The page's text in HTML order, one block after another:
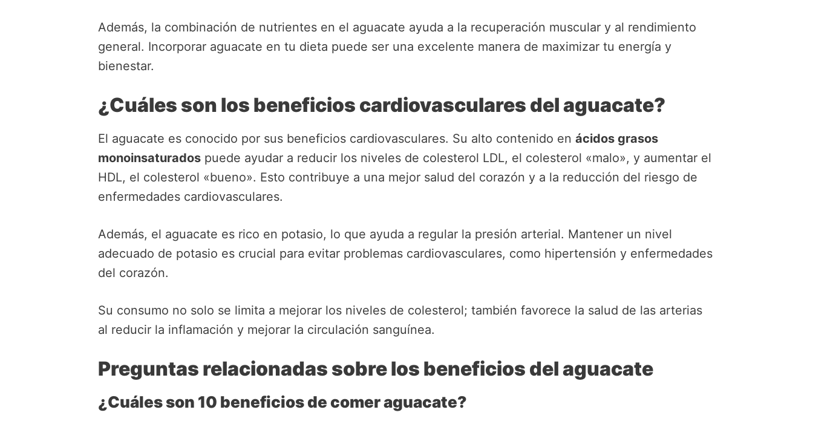
Además, la combinación de nutrientes en el aguacate ayuda a la recuperación muscular y al rendimiento
general. Incorporar aguacate en tu dieta puede ser una excelente manera de maximizar tu energía y
bienestar.
¿Cuáles son los beneficios cardiovasculares del aguacate?
El aguacate es conocido por sus beneficios cardiovasculares. Su alto contenido en ácidos grasos
monoinsaturados puede ayudar a reducir los niveles de colesterol LDL, el colesterol «malo», y aumentar el
HDL, el colesterol «bueno». Esto contribuye a una mejor salud del corazón y a la reducción del riesgo de
enfermedades cardiovasculares.
Además, el aguacate es rico en potasio, lo que ayuda a regular la presión arterial. Mantener un nivel
adecuado de potasio es crucial para evitar problemas cardiovasculares, como hipertensión y enfermedades
del corazón.
Su consumo no solo se limita a mejorar los niveles de colesterol; también favorece la salud de las arterias
al reducir la inflamación y mejorar la circulación sanguínea.
Preguntas relacionadas sobre los beneficios del aguacate
¿Cuáles son 10 beneficios de comer aguacate?